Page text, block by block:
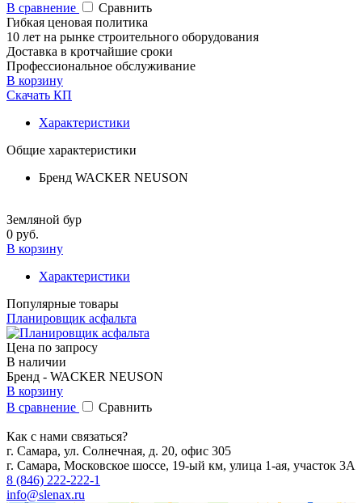
В сравнение
Сравнить
Гибкая ценовая политика
10 лет на рынке строительного оборудования
Доставка в кротчайшие сроки
Профессиональное обслуживание
В корзину
Скачать КП
Характеристики
Общие характеристики
Бренд WACKER NEUSON
Земляной бур
0 руб.
В корзину
Характеристики
Популярные товары
Планировщик асфальта
Цена по запросу
В наличии
Бренд - WACKER NEUSON
В корзину
В сравнение
Сравнить
Как с нами связаться?
г. Самара, ул. Солнечная, д. 20, офис 305
г. Самара, Московское шоссе, 19-ый км, улица 1-ая, участок 3А
8 (846) 222-222-1
info@slenax.ru